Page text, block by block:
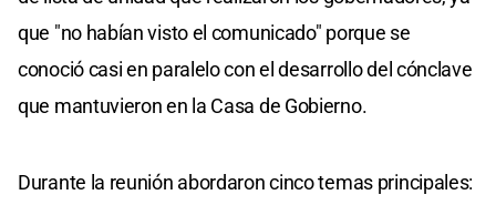
que "no habían visto el comunicado" porque se
conoció casi en paralelo con el desarrollo del cónclave
que mantuvieron en la Casa de Gobierno.
Durante la reunión abordaron cinco temas principales: